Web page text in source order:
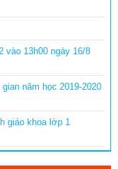
vào 13h00 ngày 16/8
năm học 2019-2020
giáo khoa lớp 1